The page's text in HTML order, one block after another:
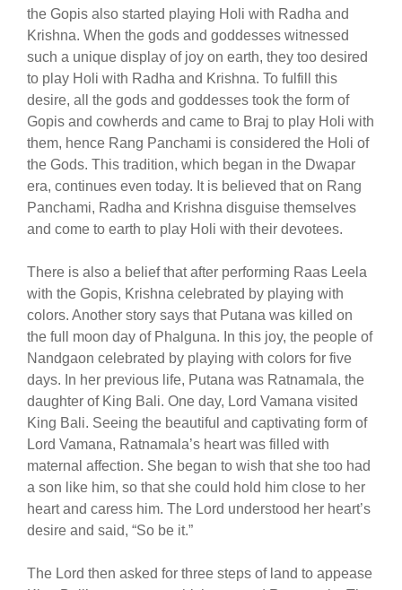
the Gopis also started playing Holi with Radha and
Krishna. When the gods and goddesses witnessed
such a unique display of joy on earth, they too desired
to play Holi with Radha and Krishna. To fulfill this
desire, all the gods and goddesses took the form of
Gopis and cowherds and came to Braj to play Holi with
them, hence Rang Panchami is considered the Holi of
the Gods. This tradition, which began in the Dwapar
era, continues even today. It is believed that on Rang
Panchami, Radha and Krishna disguise themselves
and come to earth to play Holi with their devotees.
There is also a belief that after performing Raas Leela
with the Gopis, Krishna celebrated by playing with
colors. Another story says that Putana was killed on
the full moon day of Phalguna. In this joy, the people of
Nandgaon celebrated by playing with colors for five
days. In her previous life, Putana was Ratnamala, the
daughter of King Bali. One day, Lord Vamana visited
King Bali. Seeing the beautiful and captivating form of
Lord Vamana, Ratnamala’s heart was filled with
maternal affection. She began to wish that she too had
a son like him, so that she could hold him close to her
heart and caress him. The Lord understood her heart’s
desire and said, “So be it.”
The Lord then asked for three steps of land to appease